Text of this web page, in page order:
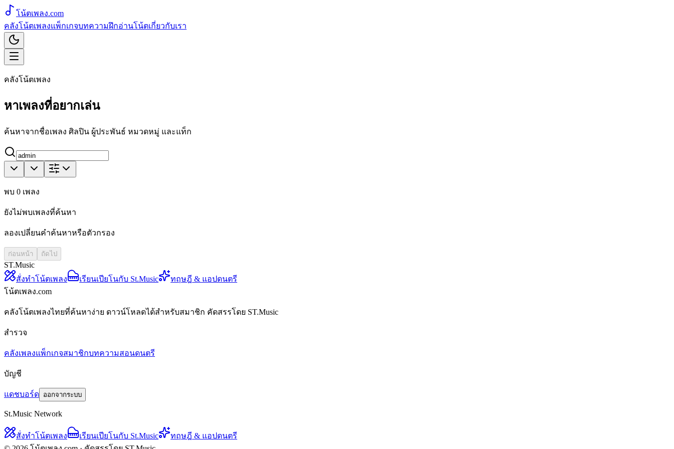
โน้ตเพลง.com
คลังโน้ตเพลงแพ็กเกจบทความฝึกอ่านโน้ตเกี่ยวกับเรา
คลังโน้ตเพลง
หาเพลงที่อยากเล่น
ค้นหาจากชื่อเพลง ศิลปิน ผู้ประพันธ์ หมวดหมู่ และแท็ก
พบ 0 เพลง
ยังไม่พบเพลงที่ค้นหา
ลองเปลี่ยนคำค้นหาหรือตัวกรอง
ก่อนหน้า ถัดไป
ST.Music
สั่งทำโน้ตเพลง
เรียนเปียโนกับ St.Music
ทฤษฎี & แอปดนตรี
โน้ตเพลง.com
คลังโน้ตเพลงไทยที่ค้นหาง่าย ดาวน์โหลดได้สำหรับสมาชิก คัดสรรโดย ST.Music
สำรวจ
คลังเพลงแพ็กเกจสมาชิกบทความสอนดนตรี
บัญชี
แดชบอร์ด ออกจากระบบ
St.Music Network
สั่งทำโน้ตเพลง เรียนเปียโนกับ St.Music
ทฤษฎี & แอปดนตรี